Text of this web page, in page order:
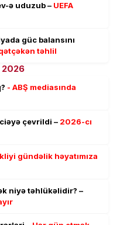
ə uduzub – UEFA
güc balansını
təhlil
- ABŞ mediasında
çevrildi – 2026-cı
gündəlik həyatımıza
niyə təhlükəlidir? –